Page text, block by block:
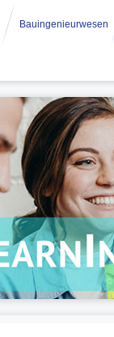
Bauingenieurwesen